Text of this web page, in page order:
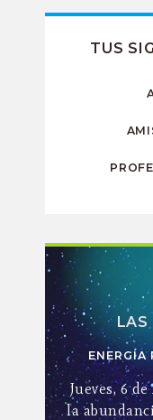
TUS
LAS
ENERGÍA
Jueves, 6
la